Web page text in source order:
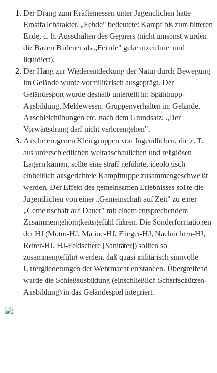
Der Drang zum Kräftemessen unter Jugendlichen hatte
Ernstfallcharakter. „Fehde" bedeutete: Kampf bis zum bitteren
Ende, d. h. Ausschalten des Gegners (nicht umsonst wurden
die Baden­ Badener als „Feinde" gekennzeichnet und
liquidiert).
Der Hang zur Wiederentdeckung der Natur durch Bewegung
im Gelände wurde vormilitärisch ausgeprägt. Der
Geländesport wurde deshalb unterteilt in: Spähtrupp-
Ausbildung, Meldewesen, Gruppenverhalten im Gelände,
Anschleichübungen etc. nach dem Grundsatz: „Der
Vorwärtsdrang darf nicht verlorengehen".
Aus heterogenen Kleingruppen von Jugendlichen, die z. T.
aus unterschiedlichen weltanschaulichen und religiösen
Lagern kamen, sollte eine straff geführte, ideologisch
einheitlich ausgerichtete Kampftruppe zusammengeschweißt
werden. Der Effekt des gemeinsamen Erlebnisses sollte die
Jugendlichen von einer „Gemeinschaft auf Zeit" zu einer
„Gemeinschaft auf Dauer" mit einem entsprechendem
Zusammengehörigkeitsgefühl führen. Die Sonderformationen
der HJ (Motor-HJ, Marine-HJ, Flieger-HJ, Nachrichten-HJ,
Reiter-HJ, HJ-Feldschere [Sanitäter]) sollten so
zusammengeführt werden, daß quasi militärisch sinnvolle
Untergliederungen der Wehrmacht entstanden. Übergreifend
wurde die Schießausbildung (einschließlich Scharfschützen-
Ausbildung) in das Geländespiel integriert.